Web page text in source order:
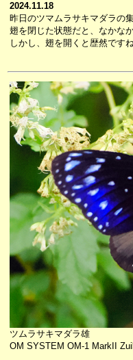
2024.11.18
昨日のツマムラサキマダラの
翅を閉じた状態だと、なかな
しかし、翅を開くと歴然ですね
ツムラサキマダラ雄
OM SYSTEM OM-1 MarkII